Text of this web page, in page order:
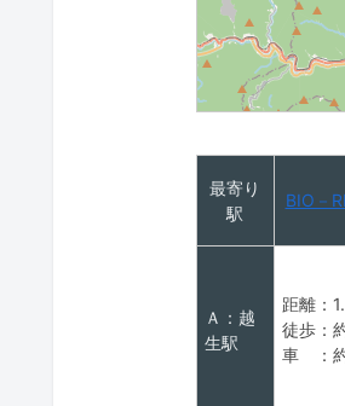
最寄り
駅
BIO－
Ａ：越
生駅
距離：
徒歩：
車 ：